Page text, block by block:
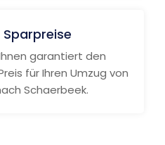
garantiert den
für Ihren Umzug von
Schaerbeek.